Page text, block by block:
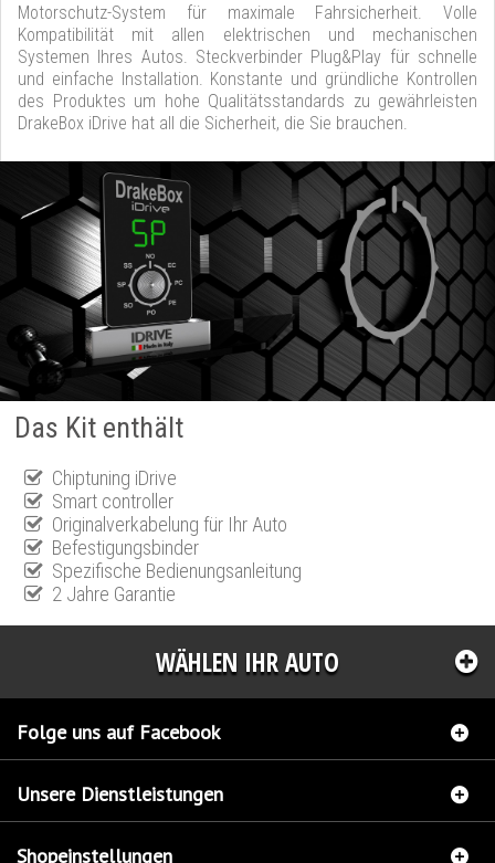
Motorschutz-System für maximale Fahrsicherheit. Volle
Kompatibilität mit allen elektrischen und mechanischen
Systemen Ihres Autos. Steckverbinder Plug&Play für schnelle
und einfache Installation. Konstante und gründliche Kontrollen
des Produktes um hohe Qualitätsstandards zu gewährleisten
DrakeBox iDrive hat all die Sicherheit, die Sie brauchen.
Das Kit enthält
Chiptuning iDrive
Smart controller
Originalverkabelung für Ihr Auto
Befestigungsbinder
Spezifische Bedienungsanleitung
2 Jahre Garantie
WÄHLEN IHR AUTO
Folge uns auf Facebook
Unsere Dienstleistungen
Shopeinstellungen